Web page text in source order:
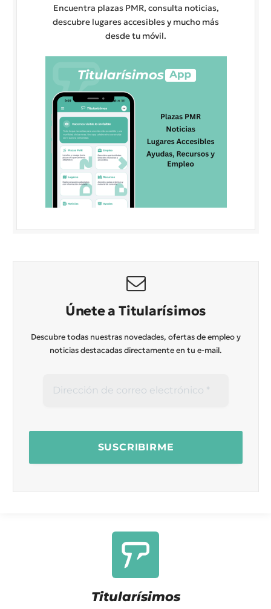
Encuentra plazas PMR, consulta noticias,
descubre lugares accesibles y mucho más
desde tu móvil.
Únete a Titularísimos
Descubre todas nuestras novedades, ofertas de empleo y
noticias destacadas directamente en tu e-mail.
Titularísimos